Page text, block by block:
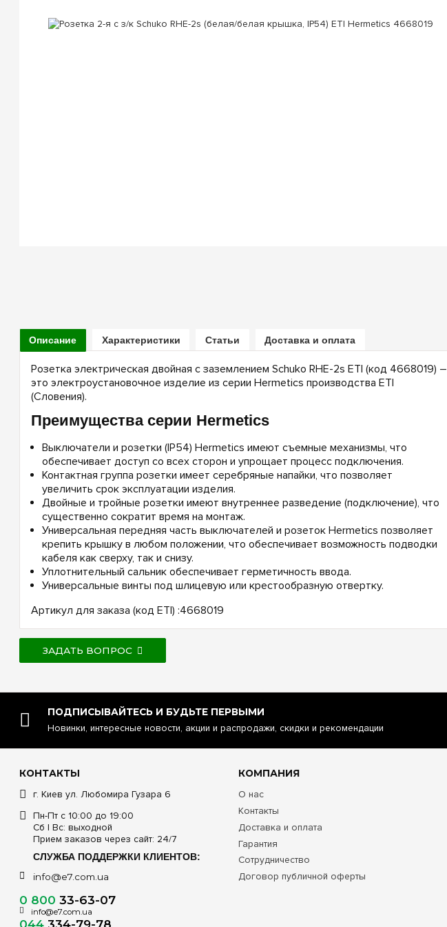
Описание Характеристики Статьи Доставка и оплата
Розетка электрическая двойная с заземлением Schuko RHE-2s ETI (код 4668019) –
это электроустановочное изделие из серии Hermetics производства ETI
(Словения).
Преимущества серии Hermetics
Выключатели и розетки (IP54) Hermetics имеют съемные механизмы, что
обеспечивает доступ со всех сторон и упрощает процесс подключения.
Контактная группа розетки имеет серебряные напайки, что позволяет
увеличить срок эксплуатации изделия.
Двойные и тройные розетки имеют внутреннее разведение (подключение), что
существенно сократит время на монтаж.
Универсальная передняя часть выключателей и розеток Hermetics позволяет
крепить крышку в любом положении, что обеспечивает возможность подводки
кабеля как сверху, так и снизу.
Уплотнительный сальник обеспечивает герметичность ввода.
Универсальные винты под шлицевую или крестообразную отвертку.
Артикул для заказа (код ETI) :4668019
ЗАДАТЬ ВОПРОС
ПОДПИСЫВАЙТЕСЬ И БУДЬТЕ ПЕРВЫМИ
Новинки, интересные новости, акции и распродажи, скидки и рекомендации
КОНТАКТЫ
г. Киев ул. Любомира Гузара 6
Пн-Пт с 10:00 до 19:00
Сб | Вс: выходной
Прием заказов через сайт: 24/7
СЛУЖБА ПОДДЕРЖКИ КЛИЕНТОВ:
info@e7.com.ua
0 800 33-63-07
info@e7.com.ua
044334-79-78
КОМПАНИЯ
О нас
Контакты
Доставка и оплата
Гарантия
Сотрудничество
Договор публичной оферты